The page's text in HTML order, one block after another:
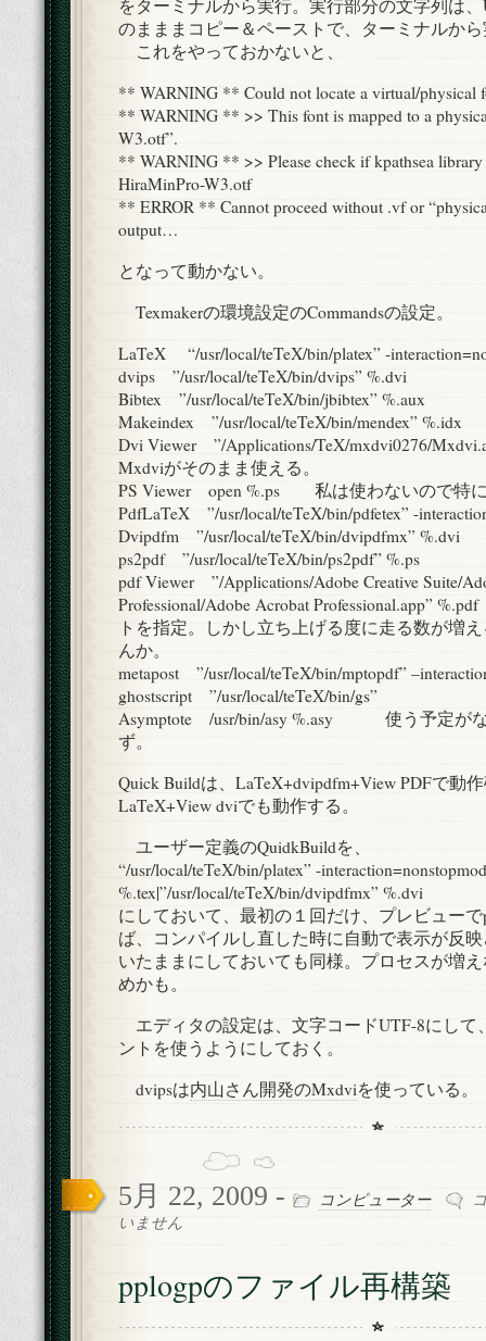
をターミナルから実行。実行部分の文字列は
のまままコピー＆ペーストで、ターミナルか
これをやっておかないと、
** WARNING ** Could not locate a virtual/physical
** WARNING ** >> This font is mapped to a
W3.otf”.
** WARNING ** >> Please check if kpathsea
HiraMinPro-W3.otf
** ERROR ** Cannot proceed without .vf or
output…
となって動かない。
Texmakerの環境設定のCommandsの設定。
LaTeX “/usr/local/teTeX/bin/platex” -
dvips ”/usr/local/teTeX/bin/dvips” %.dvi
Bibtex ”/usr/local/teTeX/bin/jbibtex” %.aux
Makeindex ”/usr/local/teTeX/bin/mendex” %.idx
Dvi Viewer ”/Applications/TeX/mxdvi0276/
Mxdviがそのまま使える。
PS Viewer open %.ps 私は使わないので特
PdfLaTeX ”/usr/local/teTeX/bin/pdfetex” -
Dvipdfm ”/usr/local/teTeX/bin/dvipdfmx” %.dvi
ps2pdf ”/usr/local/teTeX/bin/ps2pdf” %.ps
pdf Viewer ”/Applications/Adobe Creative Suite/
Professional/Adobe Acrobat Professional.app”
トを指定。しかし立ち上げる度に走る数が増
んか。
metapost ”/usr/local/teTeX/bin/mptopdf”
ghostscript ”/usr/local/teTeX/bin/gs”
Asymptote /usr/bin/asy %.asy 使う予定が
ず。
Quick Buildは、LaTeX+dvipdfm+View PDFで動
LaTeX+View dviでも動作する。
ユーザー定義のQuidkBuildを、
“/usr/local/teTeX/bin/platex” -
%.tex|”/usr/local/teTeX/bin/dvipdfmx” %.dvi
にしておいて、最初の１回だけ、プレビュー
ば、コンパイルし直した時に自動で表示が反
いたままにしておいても同様。プロセスが増
めかも。
エディタの設定は、文字コードUTF-8にして
ントを使うようにしておく。
dvipsは内山さん開発のMxdviを使っている。
5月 22, 2009 - コンピューター
再
いません
pplogpのファイル再構築